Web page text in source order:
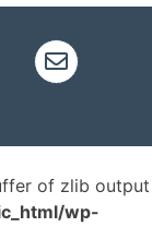
of zlib output
wp-